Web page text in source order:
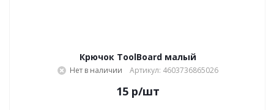
Крючок ToolBoard малый
Нет в наличии Артикул: 4603736865026
15р/шт